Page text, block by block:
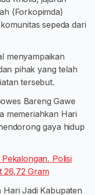
(Forkopimda)
sepeda dari
menyampaikan
pihak yang telah
tersebut.
Bareng Gawe
memeriahkan Hari
gaya hidup
Polisi
26,72 Gram
Jadi Kabupaten